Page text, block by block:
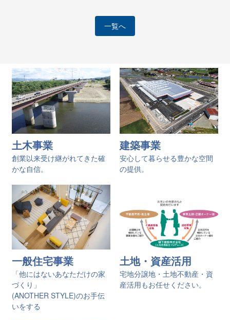
一覧へ
土木事業
創業以来受け継がれてきた確
かな自信。
建築事業
安心して暮らせる豊かな空間
の提供。
一般住宅事業
「他にはないあなただけの家
づくり」
(ANOTHER STYLE)のお手伝
いをする
土地・資産活用
宅地分譲地・土地不動産・資
産活用もお任せください。